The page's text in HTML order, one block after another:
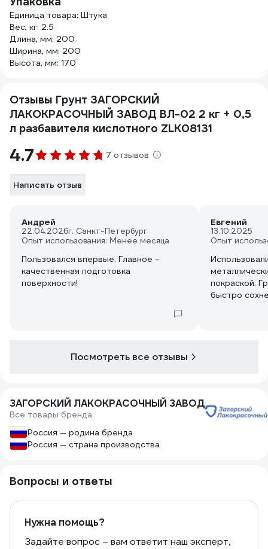
Единица товара: Штука
Вес, кг: 2.5
Длина, мм: 200
Ширина, мм: 200
Высота, мм: 170
Отзывы Грунт ЗАГОРСКИЙ
ЛАКОКРАСОЧНЫЙ ЗАВОД ВЛ-02 2 кг + 0,5
л разбавителя кислотного ZLK08131
4.7 7 отзывов
Написать отзыв
Андрей
22.04.2026г. Санкт-Петербург
Опыт использования: Менее месяца
Пользовался впервые. Главное -
качественная подготовка
поверхности!
Евгений
13.10.2025
Опыт
покраской.
быстро
Посмотреть все отзывы
ЗАГОРСКИЙ ЛАКОКРАСОЧНЫЙ ЗАВОД
Все товары бренда
Россия — родина бренда
Россия — страна производства
Вопросы и ответы
Нужна помощь?
Задайте вопрос – вам ответит наш эксперт,